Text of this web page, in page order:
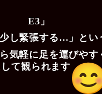
E3」
し緊張する…」とい
気軽に足を運びやす
て観られます